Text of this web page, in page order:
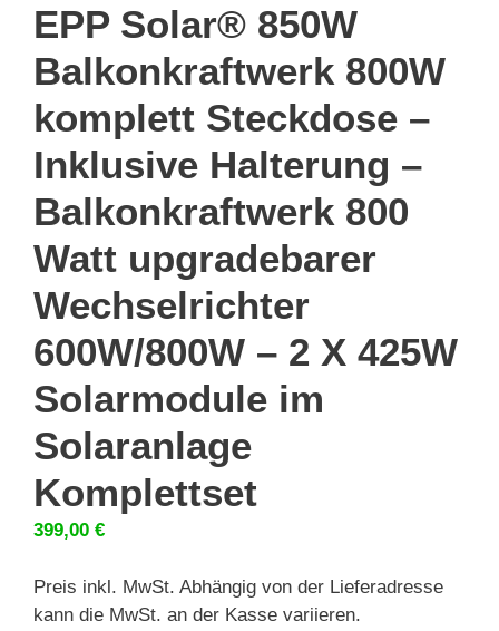
EPP Solar® 850W
Balkonkraftwerk 800W
komplett Steckdose –
Inklusive Halterung –
Balkonkraftwerk 800
Watt upgradebarer
Wechselrichter
600W/800W – 2 X 425W
Solarmodule im
Solaranlage
Komplettset
399,00 €
Preis inkl. MwSt. Abhängig von der Lieferadresse
kann die MwSt. an der Kasse variieren.